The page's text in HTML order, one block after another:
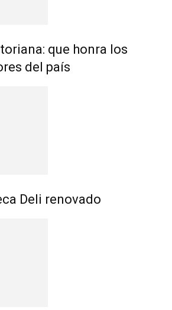
que honra los
del país
Deli renovado